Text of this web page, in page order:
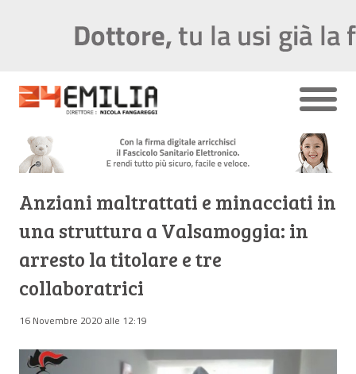
Anziani maltrattati e minacciati in
una struttura a Valsamoggia: in
arresto la titolare e tre
collaboratrici
16 Novembre 2020 alle 12:19